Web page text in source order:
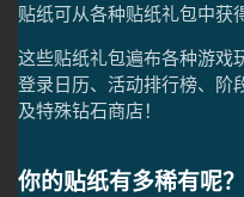
贴纸可从各种贴纸礼包中获
这些贴纸礼包遍布各种游戏
登录日历、活动排行榜、阶
及特殊钻石商店！
你的贴纸有多稀有呢？